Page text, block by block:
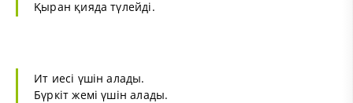
Қыран қияда түлейді.
Ит иесі үшін алады.
Бүркіт жемі үшін алады.